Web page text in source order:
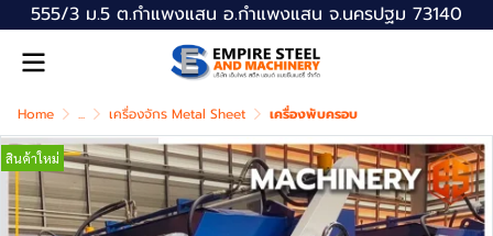
555/3 ม.5 ต.กำแพงแสน อ.กำแพงแสน จ.นครปฐม 73140
Home ... เครื่องจักร Metal Sheet เครื่องพับครอบ
สินค้าใหม่